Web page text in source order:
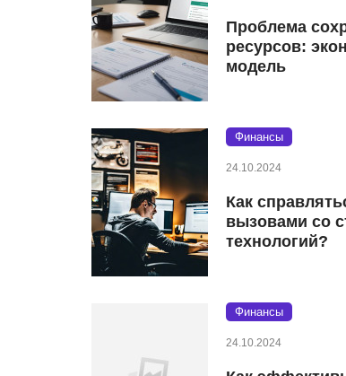
Проблема
ресурсов:
модель
Финансы
24.10.2024
Как
вызовами со
технологий?
Финансы
24.10.2024